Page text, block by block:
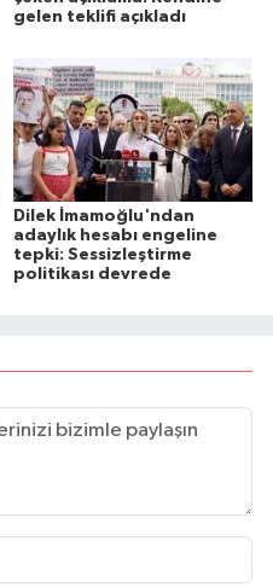
gelen teklifi açıkladı
Dilek İmamoğlu'ndan
adaylık hesabı engeline
tepki: Sessizleştirme
politikası devrede